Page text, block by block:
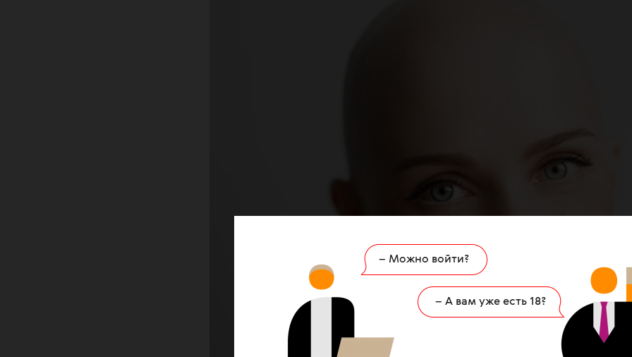
– Можно войти?
– А вам уже есть 18?